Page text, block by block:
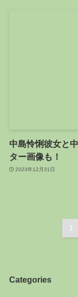
中島怜悧彼女と
ター画像も！
2023年12月31日
1
Categories